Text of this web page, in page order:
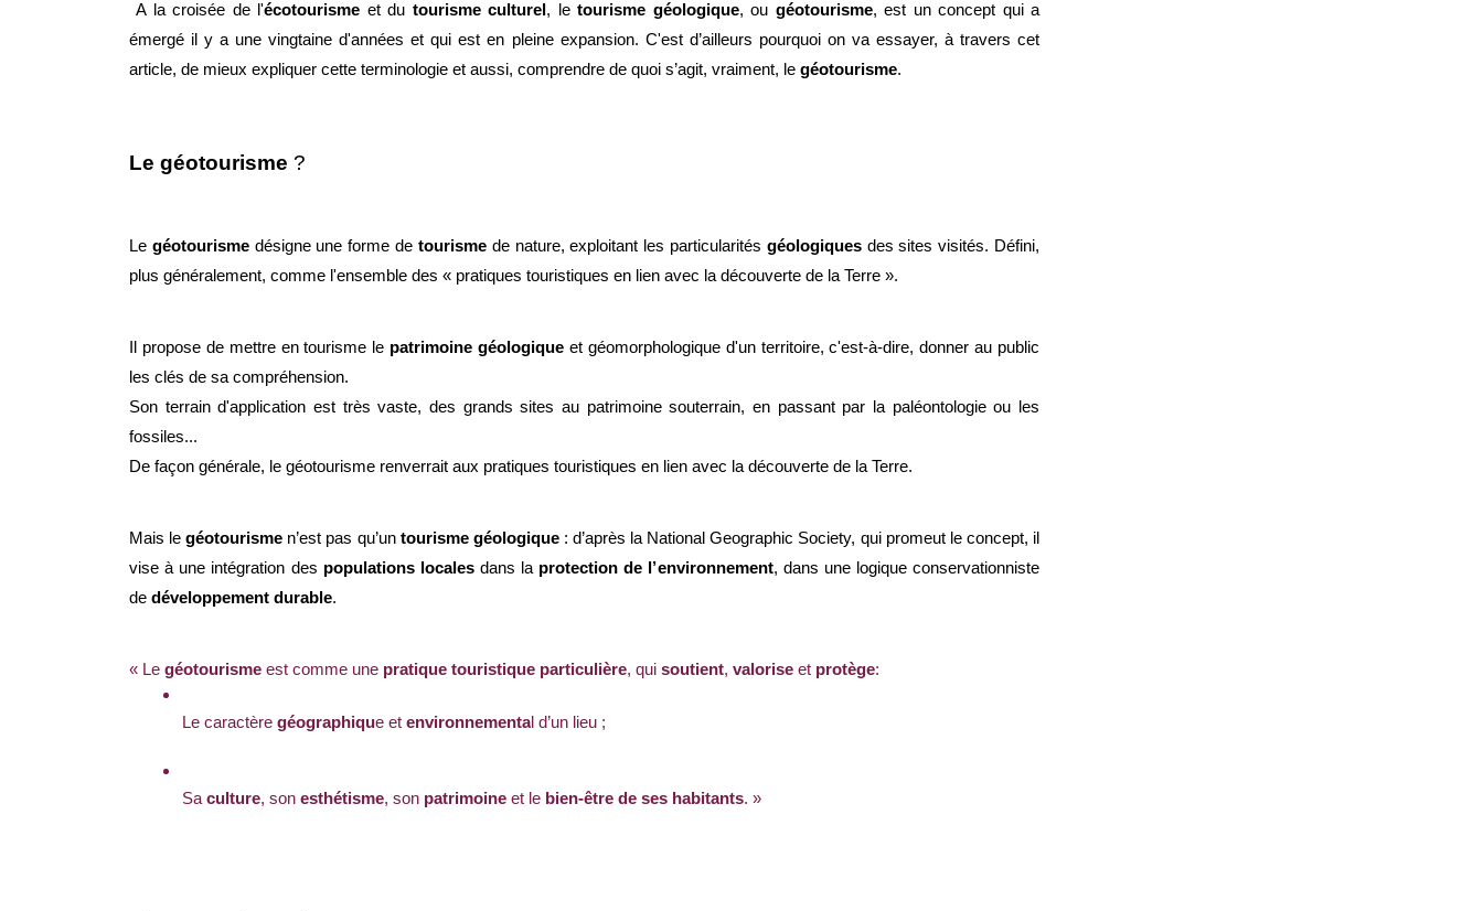
A la croisée de l'écotourisme et du tourisme culturel , le tourisme géologique, ou géotourisme, est un concept qui a
émergé il y a une vingtaine d'années et qui est en pleine expansion. C'est d’ailleurs pourquoi on va essayer, à travers cet
article, de mieux expliquer cette terminologie et aussi, comprendre de quoi s’agit, vraiment, le géotourisme.
Le géotourisme ?
Le géotourisme désigne une forme de tourisme de nature, exploitant les particularités géologiques des sites visités. Défini,
plus généralement, comme l'ensemble des « pratiques touristiques en lien avec la découverte de la Terre ».
Il propose de mettre en tourisme le patrimoine géologique et géomorphologique d'un territoire, c'est-à-dire, donner au public
les clés de sa compréhension.
Son terrain d'application est très vaste, des grands sites au patrimoine souterrain, en passant par la paléontologie ou les
fossiles...
De façon générale, le géotourisme renverrait aux pratiques touristiques en lien avec la découverte de la Terre.
Mais le géotourisme n’est pas qu’un tourisme géologique : d’après la National Geographic Society, qui promeut le concept, il
vise à une intégration des populations locales dans la protection de l’environnement, dans une logique conservationniste
de développement durable.
« Le géotourisme est comme une pratique touristique particulière, qui soutient, valorise et protège:
Le caractère géographique et environnemental d’un lieu ;
Sa culture, son esthétisme, son patrimoine et le bien-être de ses habitants. »